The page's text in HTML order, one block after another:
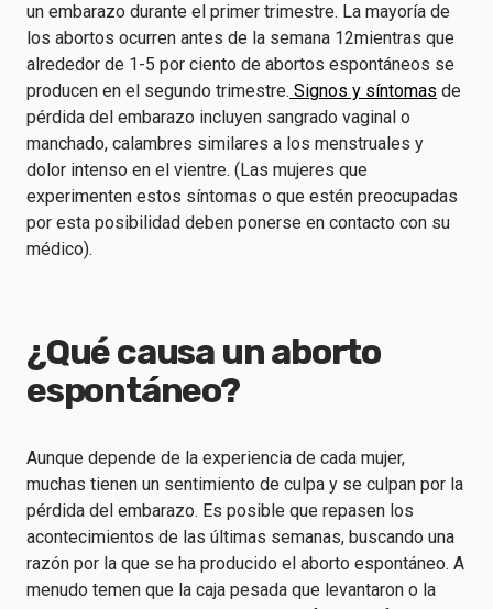
un embarazo durante el primer trimestre. La mayoría de
los abortos ocurren antes de la semana 12mientras que
alrededor de 1-5 por ciento de abortos espontáneos se
producen en el segundo trimestre. Signos y síntomas de
pérdida del embarazo incluyen sangrado vaginal o
manchado, calambres similares a los menstruales y
dolor intenso en el vientre. (Las mujeres que
experimenten estos síntomas o que estén preocupadas
por esta posibilidad deben ponerse en contacto con su
médico).
¿Qué causa un aborto
espontáneo?
Aunque depende de la experiencia de cada mujer,
muchas tienen un sentimiento de culpa y se culpan por la
pérdida del embarazo. Es posible que repasen los
acontecimientos de las últimas semanas, buscando una
razón por la que se ha producido el aborto espontáneo. A
menudo temen que la caja pesada que levantaron o la